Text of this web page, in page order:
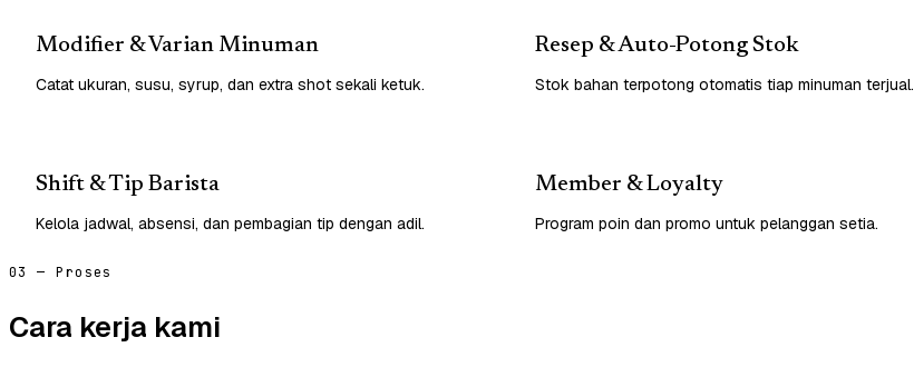
Modifier & Varian Minuman
Catat ukuran, susu, syrup, dan extra shot sekali ketuk.
Resep & Auto-Potong Stok
Stok bahan terpotong otomatis tiap minuman terjual.
Shift & Tip Barista
Kelola jadwal, absensi, dan pembagian tip dengan adil.
Member & Loyalty
Program poin dan promo untuk pelanggan setia.
03 — Proses
Cara kerja kami